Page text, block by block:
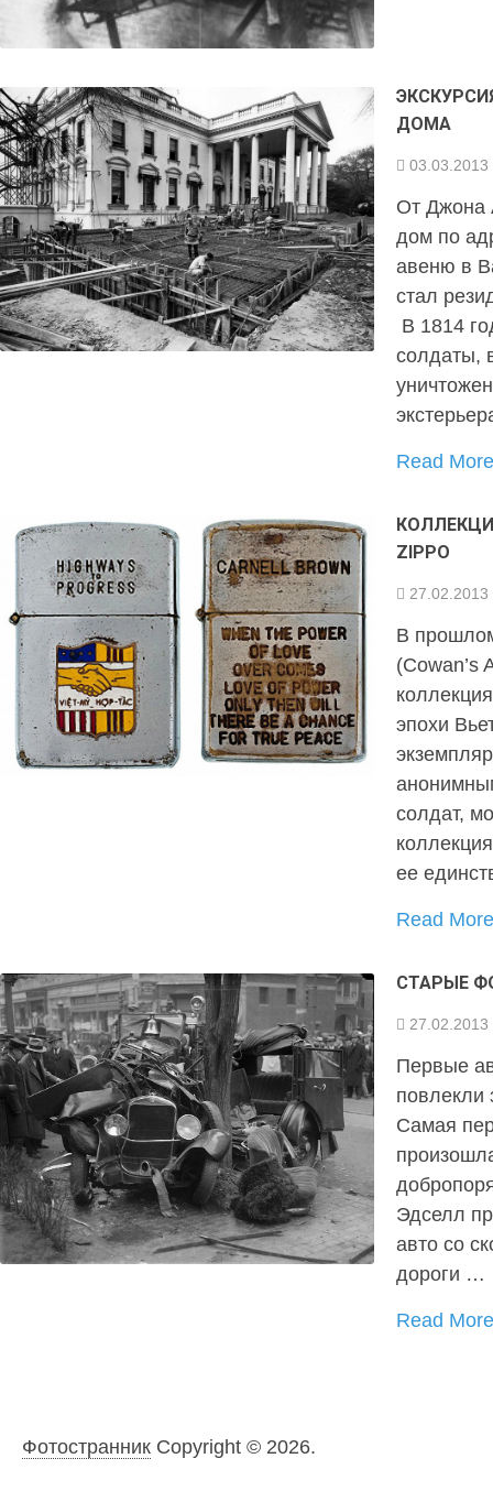
ДОМА
03.03.2013
От Джона
дом по
авеню в
стал
В 1814
солдаты,
Read
ZIPPO
27.02.2013
В
(Cowan’s
эпохи
солдат,
ее
Read
СТАРЫЕ
27.02.2013
Первые
повлекли
Самая
Эдселл
авто со
дороги …
Read
ФотостранникCopyright © 2026.